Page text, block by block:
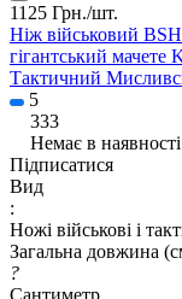
1125 Грн./шт.
Ніж військовий
гігантський
Тактичний
5
333
Немає в наявності
Підписатися
Вид
:
Ножі військові і
Загальна довжина
?
Сантиметр